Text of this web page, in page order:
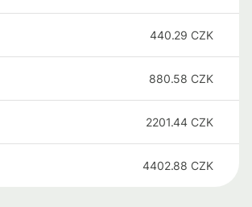
440.29 CZK
880.58 CZK
2201.44 CZK
4402.88 CZK